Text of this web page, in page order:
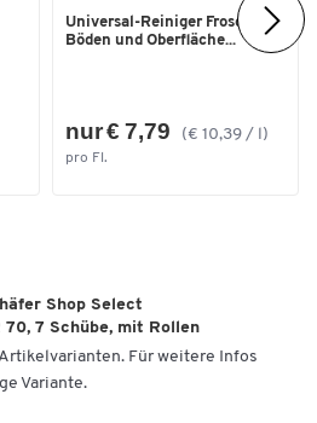
Universal-Reiniger Frosch, f.
Böden und Oberfläche...
nur € 7,79 (€ 10,39 / l)
pro Fl.
Shop Select
7 Schübe, mit Rollen
Für weitere Infos
Variante.